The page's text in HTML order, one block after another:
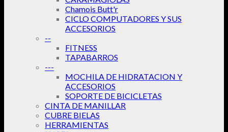
Chamois Butt'r
CICLO COMPUTADORES Y SUS
ACCESORIOS
--
FITNESS
TAPABARROS
---
MOCHILA DE HIDRATACION Y
ACCESORIOS
SOPORTE DE BICICLETAS
CINTA DE MANILLAR
CUBRE BIELAS
HERRAMIENTAS